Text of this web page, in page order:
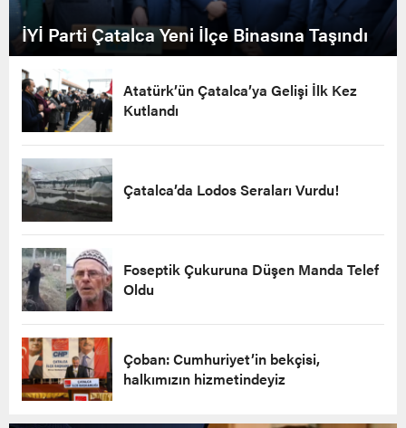
İYİ Parti Çatalca Yeni İlçe Binasına Taşındı
Atatürk’ün Çatalca’ya Gelişi İlk Kez
Kutlandı
Çatalca’da Lodos Seraları Vurdu!
Foseptik Çukuruna Düşen Manda Telef
Oldu
Çoban: Cumhuriyet’in bekçisi,
halkımızın hizmetindeyiz